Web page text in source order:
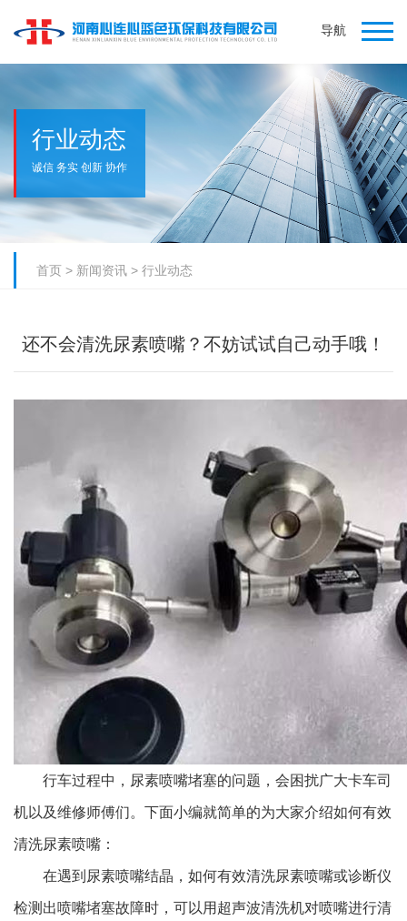
导航
行业动态
诚信 务实 创新 协作
首页 > 新闻资讯 > 行业动态
还不会清洗尿素喷嘴？不妨试试自己动手哦！
行车过程中，尿素喷嘴堵塞的问题，会困扰广大卡车司
机以及维修师傅们。下面小编就简单的为大家介绍如何有效
清洗尿素喷嘴：
在遇到尿素喷嘴结晶，如何有效清洗尿素喷嘴或诊断仪
检测出喷嘴堵塞故障时，可以用超声波清洗机对喷嘴进行清